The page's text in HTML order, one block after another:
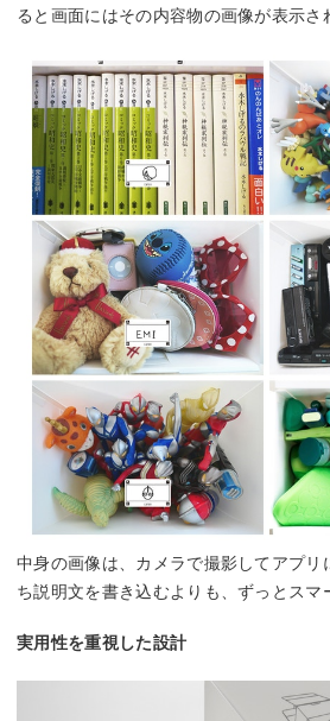
ると画面にはその内容物の画像が表示さ
中身の画像は、カメラで撮影してアプリ
ち説明文を書き込むよりも、ずっとスマ
実用性を重視した設計